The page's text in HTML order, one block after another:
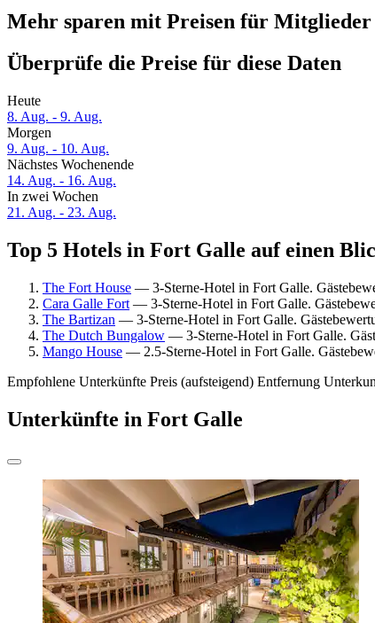
Mehr sparen mit Preisen für Mitglieder
Überprüfe die Preise für diese Daten
Heute
8. Aug. - 9. Aug.
Morgen
9. Aug. - 10. Aug.
Nächstes Wochenende
14. Aug. - 16. Aug.
In zwei Wochen
21. Aug. - 23. Aug.
Top 5 Hotels in Fort Galle auf einen
The Fort House — 3-Sterne-Hotel in Fort Galle.
Cara Galle Fort — 3-Sterne-Hotel in Fort Galle.
The Bartizan — 3-Sterne-Hotel in Fort Galle.
The Dutch Bungalow — 3-Sterne-Hotel in Fort Galle.
Mango House — 2.5-Sterne-Hotel in Fort Galle.
Empfohlene Unterkünfte Preis (aufsteigend) Entfernung
Unterkünfte in Fort Galle